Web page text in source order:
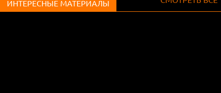
ИНТЕРЕСНЫЕ МАТЕРИАЛЫ